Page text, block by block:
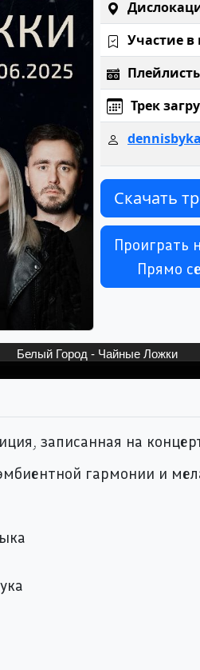
Участие
Трек
Скачать
Проиграть
Прямо
Белый Город - Чайные Ложки
записанная на
гармонии и